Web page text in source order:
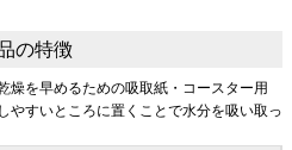
の特徴
燥を早めるための吸取紙・コースター用
やすいところに置くことで水分を吸い取っ